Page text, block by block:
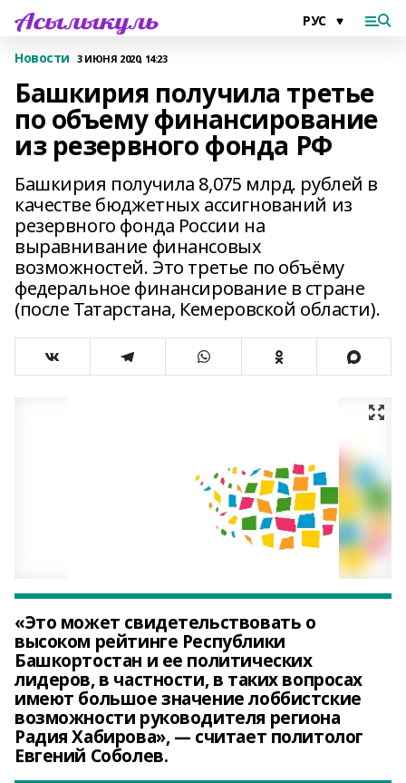
Новости 3 ИЮНЯ 2020, 14:23
Башкирия получила третье
по объему финансирование
из резервного фонда РФ
Башкирия получила 8,075 млрд. рублей в
качестве бюджетных ассигнований из
резервного фонда России на
выравнивание финансовых
возможностей. Это третье по объёму
федеральное финансирование в стране
(после Татарстана, Кемеровской области).
«Это может свидетельствовать о
высоком рейтинге Республики
Башкортостан и ее политических
лидеров, в частности, в таких вопросах
имеют большое значение лоббистские
возможности руководителя региона
Радия Хабирова», — считает политолог
Евгений Соболев.